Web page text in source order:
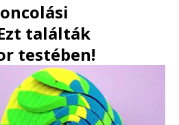
találták
testében!